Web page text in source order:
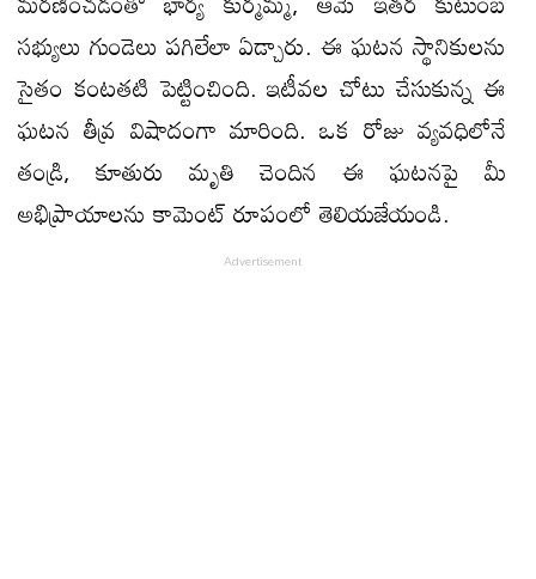
సభ్యులు గుండెలు పగిలేలా ఏడ్చారు. ఈ ఘటన స్థానికులను
సైతం కంటతటి పెట్టించింది. ఇటీవల చోటు చేసుకున్న ఈ
ఘటన తీవ్ర విషాదంగా మారింది. ఒక రోజు వ్యవధిలోనే
తండ్రి, కూతురు మృతి చెందిన ఈ ఘటనపై మీ
అభిప్రాయాలను కామెంట్ రూపంలో తెలియజేయండి.